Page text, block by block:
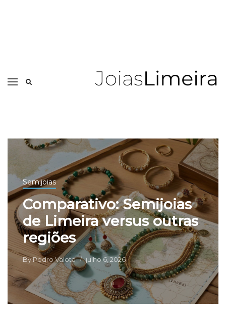
Semijoias
Comparativo: Semijoias
de Limeira versus outras
regiões
ByPedro Valota julho 6, 2026